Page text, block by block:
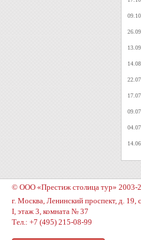
© ООО «Престиж столица тур» 2003-
г. Москва, Ленинский проспект, д. 19,
I, этаж 3, комната № 37
Тел.: +7 (495) 215-08-99